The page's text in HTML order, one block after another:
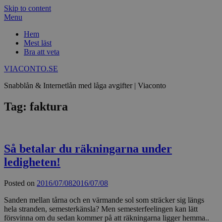
Skip to content
Menu
Hem
Mest läst
Bra att veta
VIACONTO.SE
Snabblån & Internetlån med låga avgifter | Viaconto
Tag: faktura
Så betalar du räkningarna under
ledigheten!
Posted on 2016/07/082016/07/08
Sanden mellan tårna och en värmande sol som sträcker sig längs
hela stranden, semesterkänsla? Men semesterfeelingen kan lätt
försvinna om du sedan kommer på att räkningarna ligger hemma..